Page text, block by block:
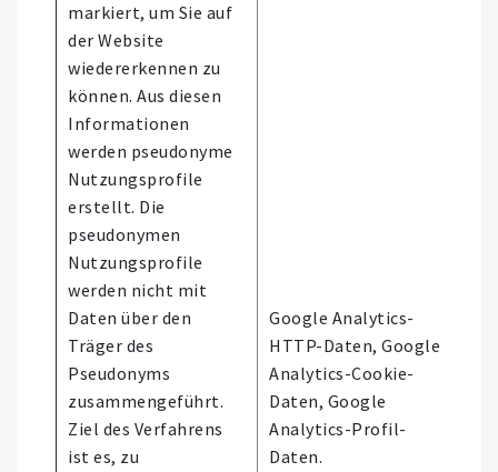
markiert, um Sie auf
der Website
wiedererkennen zu
können. Aus diesen
Informationen
werden pseudonyme
Nutzungsprofile
erstellt. Die
pseudonymen
Nutzungsprofile
werden nicht mit
Daten über den
Träger des
Pseudonyms
zusammengeführt.
Ziel des Verfahrens
ist es, zu
Google Analytics-
HTTP-Daten, Google
Analytics-Cookie-
Daten, Google
Analytics-Profil-
Daten.